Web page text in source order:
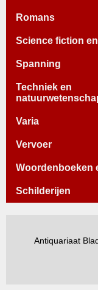
Romans
Science fiction
Spanning
Techniek en
Varia
Vervoer
Woordenboeken
Schilderijen
Antiquariaat